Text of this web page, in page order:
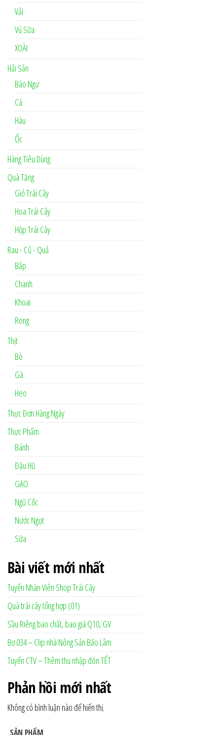
Vải
Vú Sữa
XOÀI
Hải Sản
Bào Ngư
Cá
Hàu
Ốc
Hàng Tiêu Dùng
Quà Tặng
Giỏ Trái Cây
Hoa Trái Cây
Hộp Trái Cây
Rau - Củ - Quả
Bắp
Chanh
Khoai
Rong
Thịt
Bò
Gà
Heo
Thực Đơn Hàng Ngày
Thực Phẩm
Bánh
Đậu Hũ
GẠO
Ngũ Cốc
Nước Ngọt
Sữa
Bài viết mới nhất
Tuyển Nhân Viên Shop Trái Cây
Quà trái cây tổng hợp (01)
Sầu Riêng bao chất, bao giá Q10, GV
Bơ 034 – Clip nhà Nông Sản Bảo Lâm
Tuyển CTV – Thêm thu nhập đón TẾT
Phản hồi mới nhất
Không có bình luận nào để hiển thị.
SẢN PHẨM